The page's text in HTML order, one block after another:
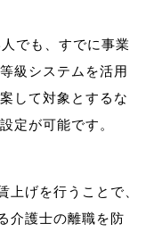
でも、すでに事業
級システムを活用
して対象とするな
定が可能です。
上げを行うことで、
介護士の離職を防